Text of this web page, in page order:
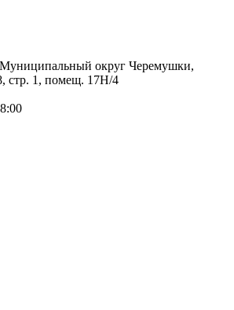
Муниципальный округ Черемушки,
стр. 1, помещ. 17Н/4